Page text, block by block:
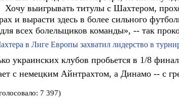
Хочу выигрывать титулы с Шахтером,
и вырасти здесь в более сильного
всех болельщиков команды», -- так
в Лиге Европы захватил лидерство в
украинских клубов пробьется в 1/8
с немецким Айнтрахтом, а Динамо -- с
7 397)